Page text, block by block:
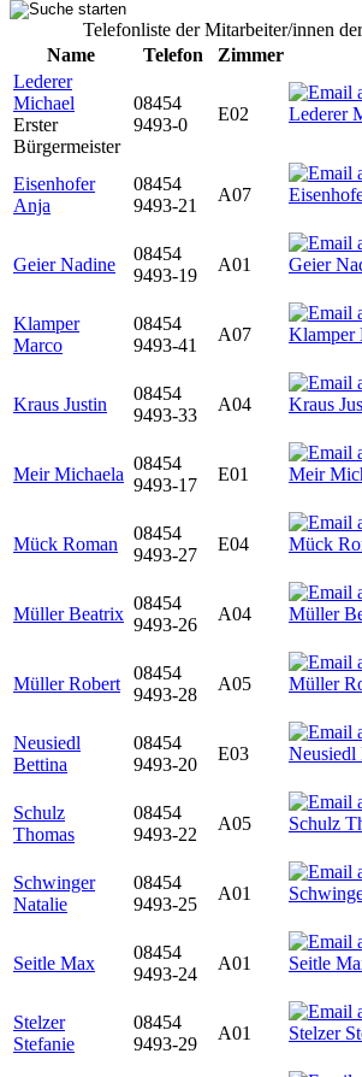
Telefonliste der Mitarbeiter/innen
Name
Telefon Zimmer
Lederer
Michael
Erster
Bürgermeister
08454
9493-0
E02
Eisenhofer
Anja
08454
9493-21
A07
Geier Nadine
08454
9493-19
A01
Klamper
Marco
08454
9493-41
A07
Kraus Justin
08454
9493-33
A04
Meir Michaela
08454
9493-17
E01
Mück Roman
08454
9493-27
E04
Müller Beatrix
08454
9493-26
A04
Müller Robert
08454
9493-28
A05
Neusiedl
Bettina
08454
9493-20
E03
Schulz
Thomas
08454
9493-22
A05
Schwinger
Natalie
08454
9493-25
A01
Seitle Max
08454
9493-24
A01
Stelzer
Stefanie
08454
9493-29
A01